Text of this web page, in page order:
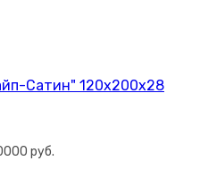
Сатин" 120х200х28